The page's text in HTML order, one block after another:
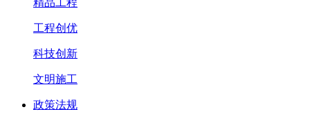
工程创优
科技创新
文明施工
政策法规